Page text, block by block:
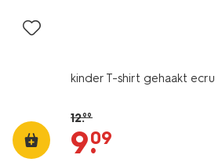
kinder T-shirt gehaakt ecru
12.99
9.
09